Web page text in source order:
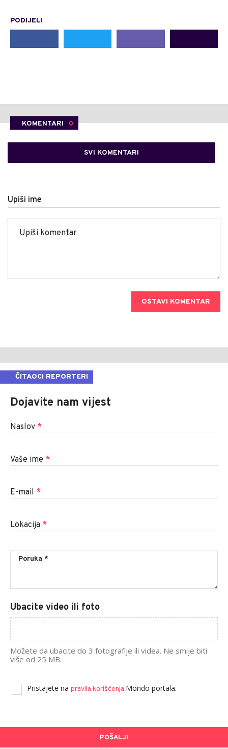
PODIJELI
KOMENTARI 0
SVI KOMENTARI
Upiši ime
OSTAVI KOMENTAR
ČITAOCI REPORTERI
Dojavite nam vijest
Naslov *
Vaše ime *
E-mail *
Lokacija *
Ubacite video ili foto
Možete da ubacite do 3 fotografije ili videa. Ne smije biti
više od 25 MB.
Pristajete na pravila korišćenja Mondo portala.
POŠALJI